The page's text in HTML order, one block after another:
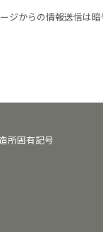
ジからの情報送信は
所固有記号